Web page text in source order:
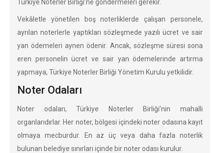
Türkiye Noterler Birliği’ne göndermeleri gerekir.
Vekâletle yönetilen boş noterliklerde çalışan personele,
ayrılan noterlerle yaptıkları sözleşmede yazılı ücret ve sair
yan ödemeleri aynen ödenir. Ancak, sözleşme süresi sona
eren personelin ücret ve sair yan ödemelerinde artırma
yapmaya, Türkiye Noterler Birliği Yönetim Kurulu yetkilidir.
Noter Odaları
Noter odaları, Türkiye Noterler Birliği’nin mahalli
organlarıdırlar. Her noter, bölgesi içindeki noter odasına kayıt
olmaya mecburdur. En az üç veya daha fazla noterlik
bulunan belediye sınırları içinde bir noter odası kurulur.